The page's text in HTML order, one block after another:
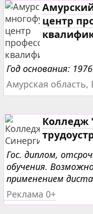
центр
Год основания: 1976
Амурская область,
Колледж
Гос. диплом,
обучения.
применением
Реклама 0+